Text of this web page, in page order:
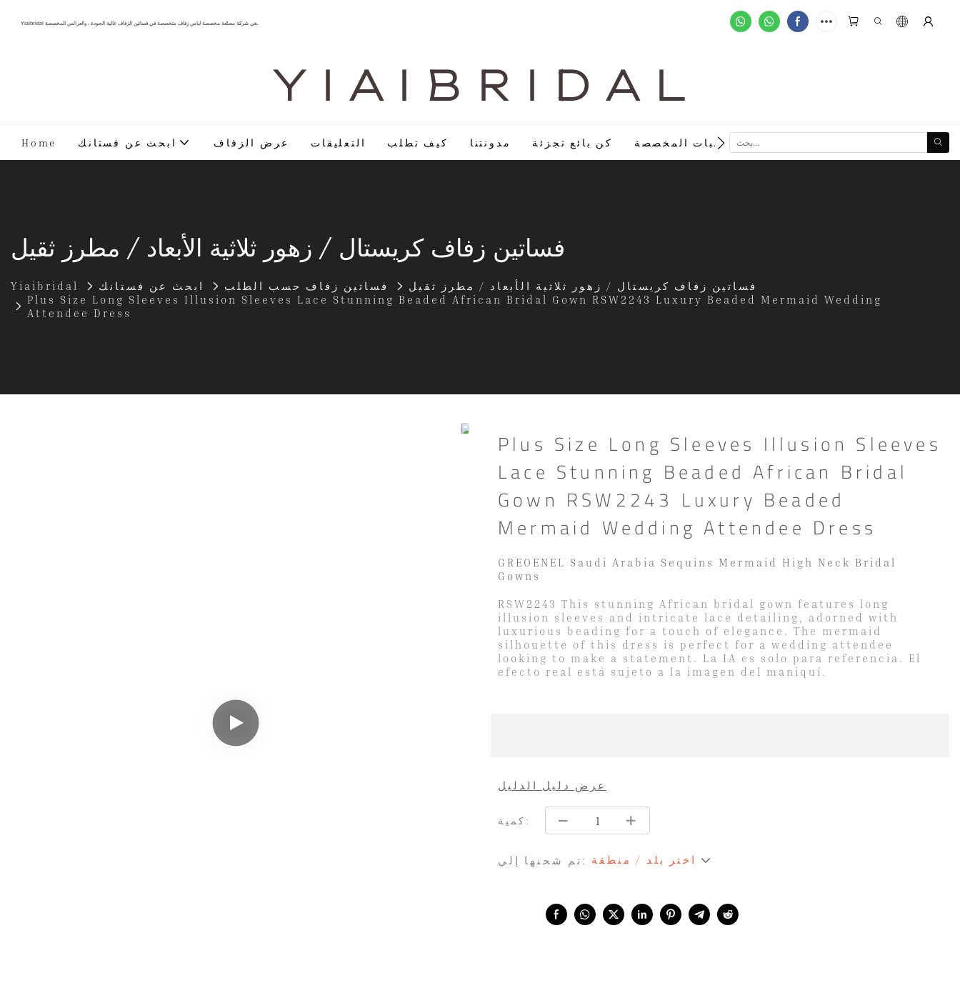
Yiaibridal هي شركة مصنّعة مخصصة لباس زفاف متخصصة في فساتين الزفاف عالية الجودة ، والعرائس المخصصة.
Y I A I B R I D A L
Home ابحث عن فستانك عرض الزفاف التعليقات كيف تطلب مدونتنا كن بائع تجزئة الطلبات المخصصة new
فساتين زفاف كريستال / زهور ثلاثية الأبعاد / مطرز ثقيل
Yiaibridal ابحث عن فستانك فساتين زفاف حسب الطلب
فساتين زفاف كريستال / زهور ثلاثية الأبعاد / مطرز ثقيل
Plus Size Long Sleeves Illusion Sleeves Lace Stunning Beaded African Bridal Gown RSW2243 Luxury Beaded Mermaid Wedding
Attendee Dress
Plus Size Long Sleeves Illusion Sleeves
Lace Stunning Beaded African Bridal
Gown RSW2243 Luxury Beaded
Mermaid Wedding Attendee Dress
GREOENEL Saudi Arabia Sequins Mermaid High Neck Bridal
Gowns
RSW2243 This stunning African bridal gown features long
illusion sleeves and intricate lace detailing, adorned with
luxurious beading for a touch of elegance. The mermaid
silhouette of this dress is perfect for a wedding attendee
looking to make a statement. La IA es solo para referencia. El
efecto real está sujeto a la imagen del maniquí.
كمية:
تم شحنها إلي: اختر بلد / منطقة
عرض دليل الدليل